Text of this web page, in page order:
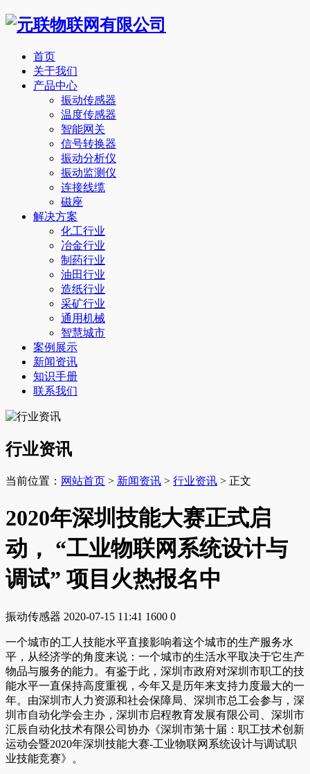
首页
关于我们
产品中心
振动传感器
温度传感器
智能网关
信号转换器
振动分析仪
振动监测仪
连接线缆
磁座
解决方案
化工行业
冶金行业
制药行业
油田行业
造纸行业
采矿行业
通用机械
智慧城市
案例展示
新闻资讯
知识手册
联系我们
行业资讯
当前位置： 网站首页 > 新闻资讯 > 行业资讯 > 正文
2020年深圳技能大赛正式启
动， “工业物联网系统设计与
调试” 项目火热报名中
振动传感器 2020-07-15 11:41 1600 0
一个城市的工人技能水平直接影响着这个城市的生产服务水
平，从经济学的角度来说：一个城市的生活水平取决于它生产
物品与服务的能力。有鉴于此，深圳市政府对深圳市职工的技
能水平一直保持高度重视，今年又是历年来支持力度最大的一
年。由深圳市人力资源和社会保障局、深圳市总工会参与，深
圳市自动化学会主办，深圳市启程教育发展有限公司、深圳市
汇辰自动化技术有限公司协办《深圳市第十届：职工技术创新
运动会暨2020年深圳技能大赛-工业物联网系统设计与调试职
业技能竞赛》。